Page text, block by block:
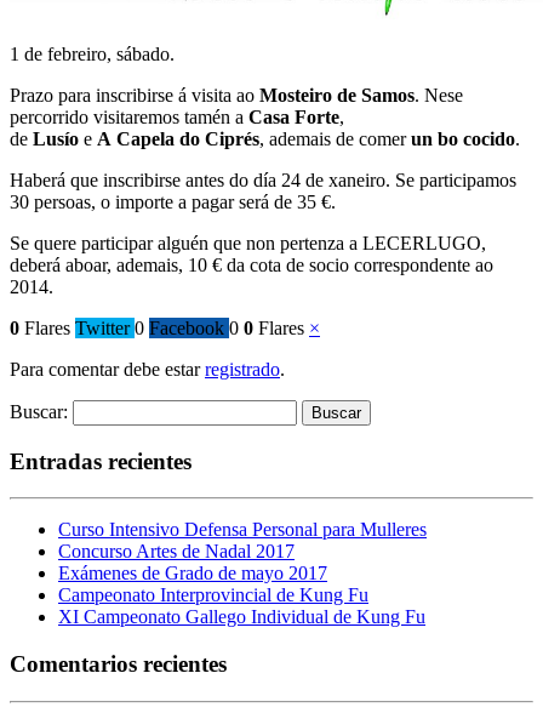
1 de febreiro, sábado.
Prazo para inscribirse á visita ao Mosteiro de Samos. Nese
percorrido visitaremos tamén a Casa Forte,
de Lusío e A Capela do Ciprés, ademais de comerun bo cocido.
Haberá que inscribirse antes do día 24 de xaneiro. Se participamos
30 persoas, o importe a pagar será de 35 €.
Se quere participar alguén que non pertenza a LECERLUGO,
deberá aboar, ademais, 10 € da cota de socio correspondente ao
2014.
0 Flares Twitter 0 Facebook 0 0 Flares ×
Para comentar debe estarregistrado.
Buscar:
Entradas recientes
Curso Intensivo Defensa Personal para Mulleres
Concurso Artes de Nadal 2017
Exámenes de Grado de mayo 2017
Campeonato Interprovincial de Kung Fu
XI Campeonato Gallego Individual de Kung Fu
Comentarios recientes